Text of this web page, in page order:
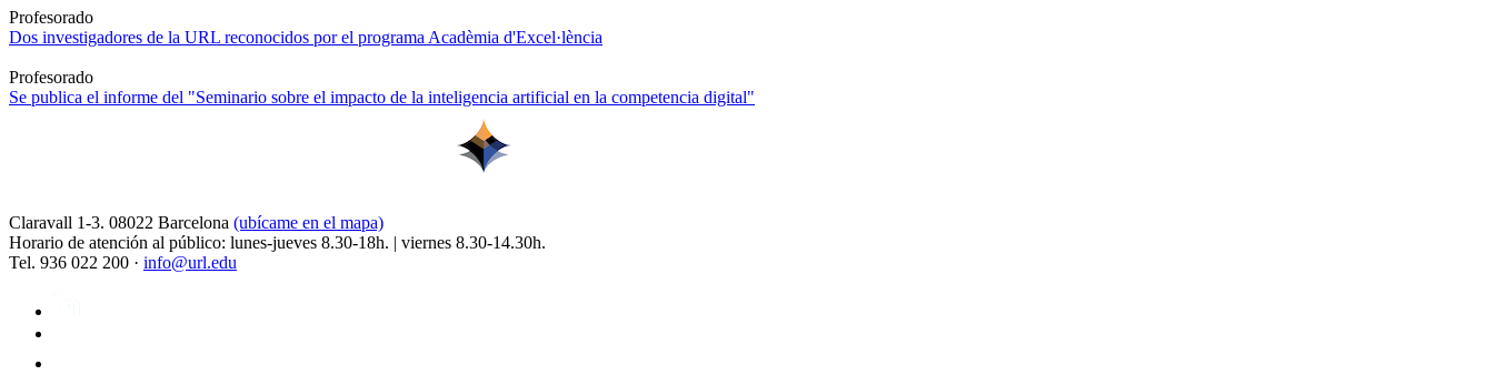
Profesorado
Dos investigadores de la URL reconocidos por el programa Acadèmia d'Excel·lència
Profesorado
Se publica el informe del "Seminario sobre el impacto de la inteligencia artificial en la competencia digital"
Claravall 1-3. 08022 Barcelona (ubícame en el mapa)
Horario de atención al público: lunes-jueves 8.30-18h. | viernes 8.30-14.30h.
Tel. 936 022 200 · info@url.edu